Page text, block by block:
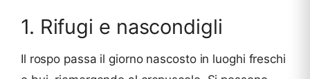
1. Rifugi e nascondigli
Il rospo passa il giorno nascosto in luoghi freschi